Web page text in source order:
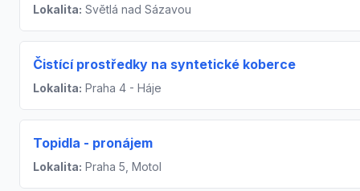
Lokalita: Světlá nad Sázavou
Čistící prostředky na syntetické koberce
Lokalita: Praha 4 - Háje
Topidla - pronájem
Lokalita: Praha 5, Motol